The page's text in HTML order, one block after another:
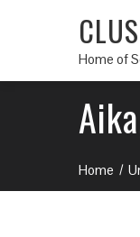
Home of
Home